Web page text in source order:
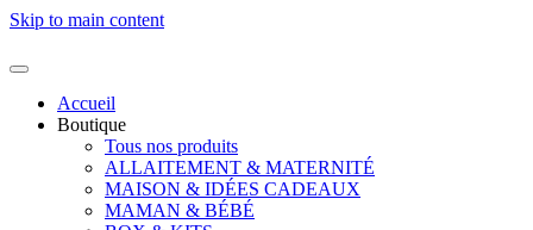
Skip to main content
Accueil
Boutique
Tous nos produits
ALLAITEMENT & MATERNITÉ
MAISON & IDÉES CADEAUX
MAMAN & BÉBÉ